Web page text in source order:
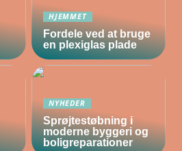
HJEMMET
Fordele ved at bruge
en plexiglas plade
NYHEDER
Sprøjtestøbning i
moderne byggeri og
boligreparationer